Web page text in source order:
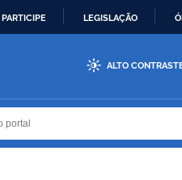
PARTICIPE LEGISLAÇÃO
ALTO